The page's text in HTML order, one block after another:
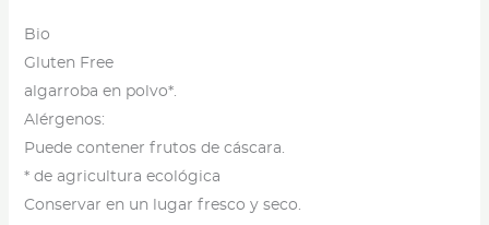
Cielo
-
250g
cantidad
Bio
Gluten Free
algarroba en polvo*.
Alérgenos:
Puede contener frutos de cáscara.
* de agricultura ecológica
Conservar en un lugar fresco y seco.